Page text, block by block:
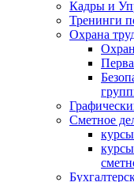
Кадры и
Тренинги
Охрана
Сметное